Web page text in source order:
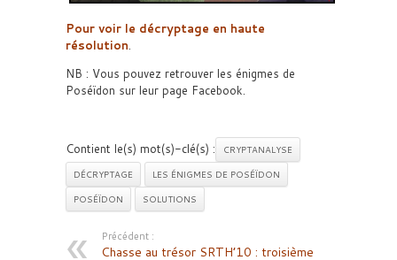
Pour voir le décryptage en haute
résolution.
NB : Vous pouvez retrouver les énigmes de
Poséïdon sur leur page Facebook.
Contient le(s) mot(s)-clé(s) :
CRYPTANALYSE
DÉCRYPTAGE
LES ÉNIGMES DE POSÉÏDON
POSÉÏDON
SOLUTIONS
Précédent :
Chasse au trésor SRTH’10 : troisième